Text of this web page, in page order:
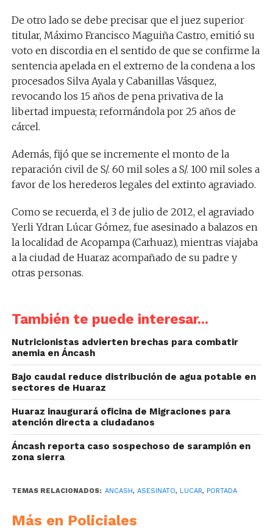
De otro lado se debe precisar que el juez superior
titular, Máximo Francisco Maguiña Castro, emitió su
voto en discordia en el sentido de que se confirme la
sentencia apelada en el extremo de la condena a los
procesados Silva Ayala y Cabanillas Vásquez,
revocando los 15 años de pena privativa de la
libertad impuesta; reformándola por 25 años de
cárcel.
Además, fijó que se incremente el monto de la
reparación civil de S/. 60 mil soles a S/. 100 mil soles a
favor de los herederos legales del extinto agraviado.
Como se recuerda, el 3 de julio de 2012, el agraviado
Yerli Ydran Lúcar Gómez, fue asesinado a balazos en
la localidad de Acopampa (Carhuaz), mientras viajaba
a la ciudad de Huaraz acompañado de su padre y
otras personas.
También te puede interesar...
Nutricionistas advierten brechas para combatir
anemia en Áncash
Bajo caudal reduce distribución de agua potable en
sectores de Huaraz
Huaraz inaugurará oficina de Migraciones para
atención directa a ciudadanos
Áncash reporta caso sospechoso de sarampión en
zona sierra
TEMAS RELACIONADOS: ANCASH, ASESINATO, LUCAR, PORTADA
Más en Policiales